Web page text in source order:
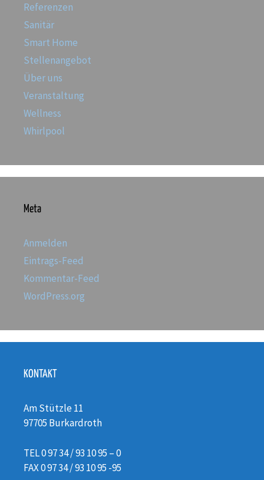
Referenzen
Sanitär
Smart Home
Stellenangebot
Über uns
Veranstaltung
Wellness
Whirlpool
Meta
Anmelden
Eintrags-Feed
Kommentar-Feed
WordPress.org
KONTAKT
Am Stützle 11
97705 Burkardroth
TEL 0 97 34 / 93 10 95 – 0
FAX 0 97 34 / 93 10 95 -95